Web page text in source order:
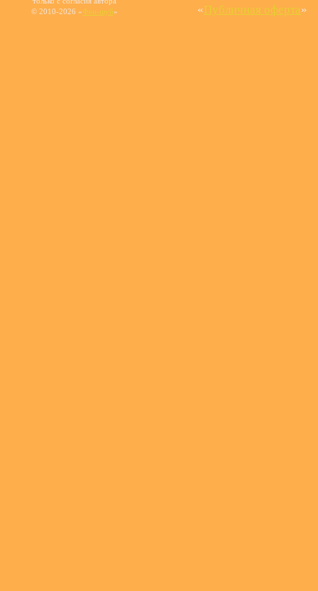
© 2010-2026 « Фен-шуй» «Публичная оферта»